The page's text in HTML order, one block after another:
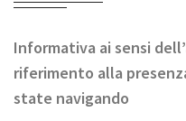
Informativa ai sensi
riferimento alla
state navigando